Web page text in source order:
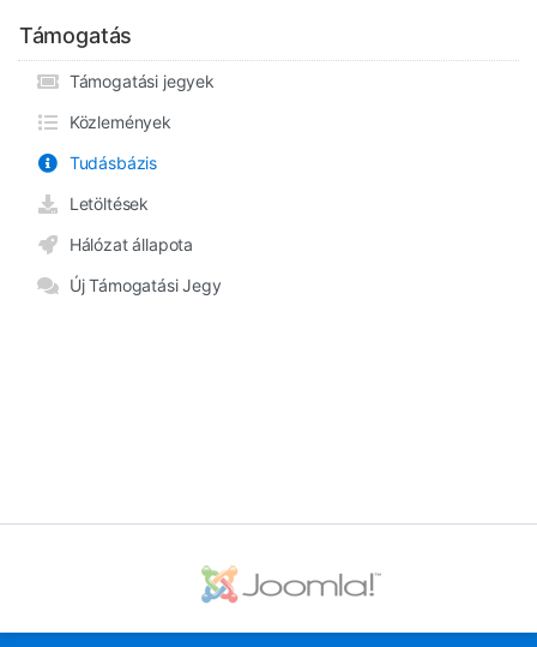
Támogatás
Támogatási jegyek
Közlemények
Tudásbázis
Letöltések
Hálózat állapota
Új Támogatási Jegy